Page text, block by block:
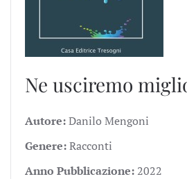
Ne usciremo
Autore:Danilo Mengoni
Genere:Racconti
Anno Pubblicazione: 2022